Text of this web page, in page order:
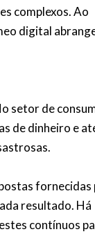
complexos. Ao
digital
setor de
de dinheiro e
fornecidas
resultado. Há
contínuos